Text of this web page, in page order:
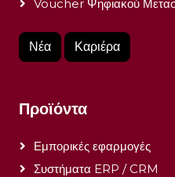
Voucher Ψηφιακού
Νέα Καριέρα
Προϊόντα
Εμπορικές εφαρμογές
Συστήματα ERP / CRM